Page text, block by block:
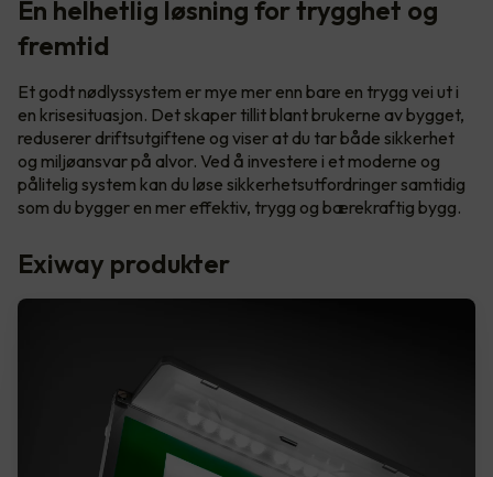
En helhetlig løsning for trygghet og
fremtid
Et godt nødlyssystem er mye mer enn bare en trygg vei ut i
en krisesituasjon. Det skaper tillit blant brukerne av bygget,
reduserer driftsutgiftene og viser at du tar både sikkerhet
og miljøansvar på alvor. Ved å investere i et moderne og
pålitelig system kan du løse sikkerhetsutfordringer samtidig
som du bygger en mer effektiv, trygg og bærekraftig bygg.
Exiway produkter